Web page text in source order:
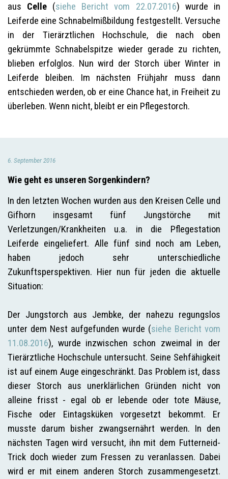
aus Celle (siehe Bericht vom 22.07.2016) wurde in
Leiferde eine Schnabelmißbildung festgestellt. Versuche
in der Tierärztlichen Hochschule, die nach oben
gekrümmte Schnabelspitze wieder gerade zu richten,
blieben erfolglos. Nun wird der Storch über Winter in
Leiferde bleiben. Im nächsten Frühjahr muss dann
entschieden werden, ob er eine Chance hat, in Freiheit zu
überleben. Wenn nicht, bleibt er ein Pflegestorch.
6. September 2016
Wie geht es unseren Sorgenkindern?
In den letzten Wochen wurden aus den Kreisen Celle und
Gifhorn insgesamt fünf Jungstörche mit
Verletzungen/Krankheiten u.a. in die Pflegestation
Leiferde eingeliefert. Alle fünf sind noch am Leben,
haben jedoch sehr unterschiedliche
Zukunftsperspektiven. Hier nun für jeden die aktuelle
Situation:
Der Jungstorch aus Jembke, der nahezu regungslos
unter dem Nest aufgefunden wurde (siehe Bericht vom
11.08.2016), wurde inzwischen schon zweimal in der
Tierärztliche Hochschule untersucht. Seine Sehfähigkeit
ist auf einem Auge eingeschränkt. Das Problem ist, dass
dieser Storch aus unerklärlichen Gründen nicht von
alleine frisst - egal ob er lebende oder tote Mäuse,
Fische oder Eintagsküken vorgesetzt bekommt. Er
musste darum bisher zwangsernährt werden. In den
nächsten Tagen wird versucht, ihn mit dem Futterneid-
Trick doch wieder zum Fressen zu veranlassen. Dabei
wird er mit einem anderen Storch zusammengesetzt.